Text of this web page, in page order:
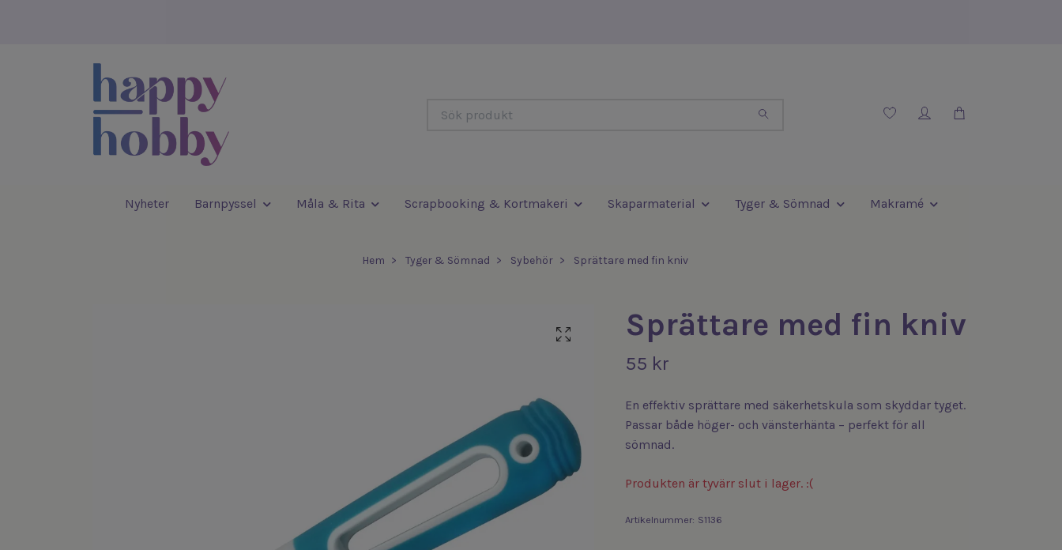
Nyheter Barnpyssel Måla & Rita Scrapbooking & Kortmakeri Skaparmaterial Tyger & Sömnad Makramé
Hem Tyger & Sömnad Sybehör Sprättare med fin kniv
Sprättare med fin kniv
55 kr
En effektiv sprättare med säkerhetskula som skyddar tyget.
Passar både höger- och vänsterhänta – perfekt för all
sömnad.
Produkten är tyvärr slut i lager. :(
Artikelnummer: S1136